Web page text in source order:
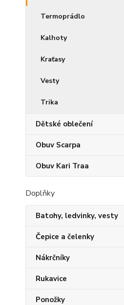
Termoprádlo
Kalhoty
Kraťasy
Vesty
Trika
Dětské oblečení
Obuv Scarpa
Obuv Kari Traa
Doplňky
Batohy, ledvinky, vesty
Čepice a čelenky
Nákrčníky
Rukavice
Ponožky